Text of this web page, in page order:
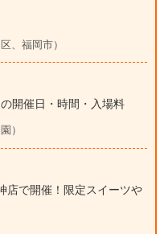
、福岡市）
開催日・時間・入場料
）
店で開催！限定スイーツや